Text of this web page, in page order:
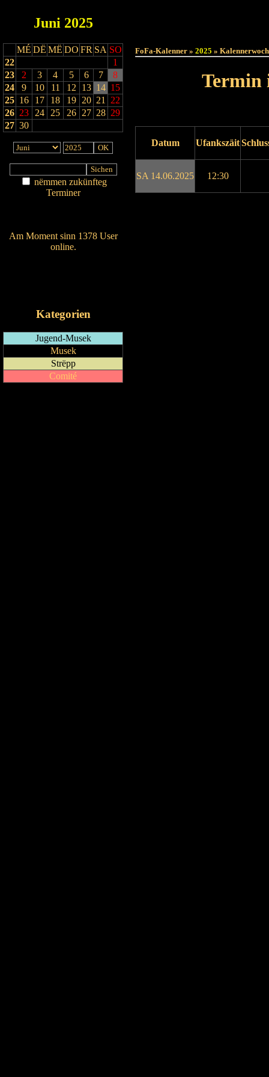
Juni 2025
MÉ DË MË DO FR SA SO
22
1
23
2 3 4 5 6 7
8
24
9 10 11 12 13 14 15
25 16 17 18 19 20 21
22
26 23 24 25 26 27 28 29
27 30
nëmmen zukünfteg
Terminer
Am Moment sinn 1378 User
online.
Kategorien
Jugend-Musek
Musek
Strëpp
Comité
FoFa-Kalenner » 2025 »
Termin
Datum Ufankszäit
SA 14.06.2025 12:30